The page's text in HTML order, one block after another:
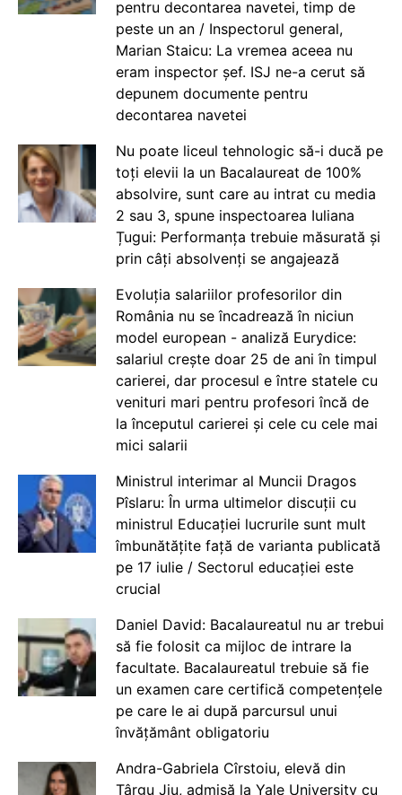
pentru decontarea navetei, timp de
peste un an / Inspectorul general,
Marian Staicu: La vremea aceea nu
eram inspector șef. ISJ ne-a cerut să
depunem documente pentru
decontarea navetei
Nu poate liceul tehnologic să-i ducă pe
toți elevii la un Bacalaureat de 100%
absolvire, sunt care au intrat cu media
2 sau 3, spune inspectoarea Iuliana
Țugui: Performanța trebuie măsurată și
prin câți absolvenți se angajează
Evoluția salariilor profesorilor din
România nu se încadrează în niciun
model european - analiză Eurydice:
salariul crește doar 25 de ani în timpul
carierei, dar procesul e între statele cu
venituri mari pentru profesori încă de
la începutul carierei și cele cu cele mai
mici salarii
Ministrul interimar al Muncii Dragos
Pîslaru: În urma ultimelor discuții cu
ministrul Educației lucrurile sunt mult
îmbunătățite față de varianta publicată
pe 17 iulie / Sectorul educației este
crucial
Daniel David: Bacalaureatul nu ar trebui
să fie folosit ca mijloc de intrare la
facultate. Bacalaureatul trebuie să fie
un examen care certifică competențele
pe care le ai după parcursul unui
învățământ obligatoriu
Andra-Gabriela Cîrstoiu, elevă din
Târgu Jiu, admisă la Yale University cu